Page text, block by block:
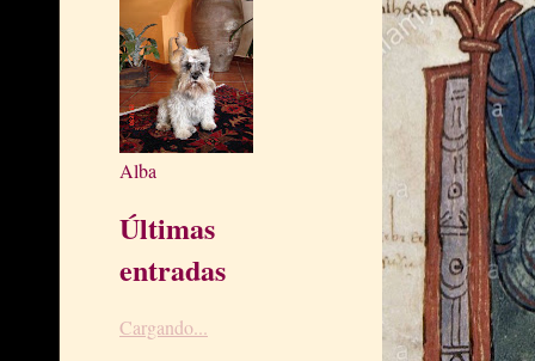
Alba
Últimas
entradas
Cargando...